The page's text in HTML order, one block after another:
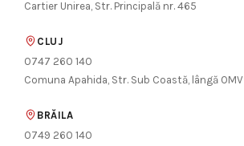
Cartier Unirea, Str. Principală nr. 465
CLUJ
0747 260 140
Comuna Apahida, Str. Sub Coastă, lângă OMV
BRĂILA
0749 260 140